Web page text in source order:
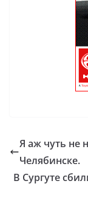
Я аж чуть не
Челябинске.
В Сургуте